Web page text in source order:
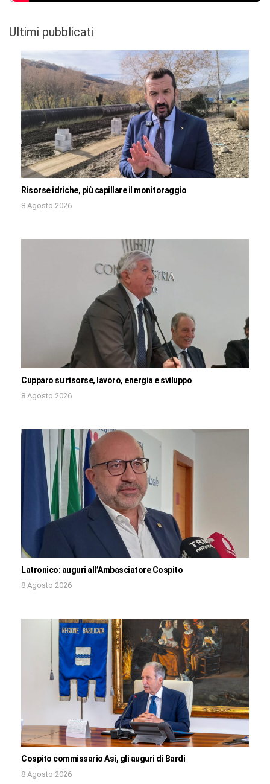
Ultimi pubblicati
Risorse idriche, più capillare il monitoraggio
8 Agosto 2026
Cupparo su risorse, lavoro, energia e sviluppo
8 Agosto 2026
Latronico: auguri all’Ambasciatore Cospito
8 Agosto 2026
Cospito commissario Asi, gli auguri di Bardi
8 Agosto 2026